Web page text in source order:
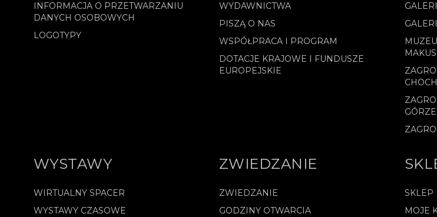
INFORMACJA O PRZETWARZANIU
DANYCH OSOBOWYCH
LOGOTYPY
WYDAWNICTWA
PISZĄ O NAS
WSPÓŁPRACA I PROGRAM
DOTACJE KRAJOWE I FUNDUSZE
EUROPEJSKIE
GÓRZE
WYSTAWY
WIRTUALNY SPACER
WYSTAWY CZASOWE
ZWIEDZANIE
ZWIEDZANIE
GODZINY OTWARCIA
SKLEP
MOJE